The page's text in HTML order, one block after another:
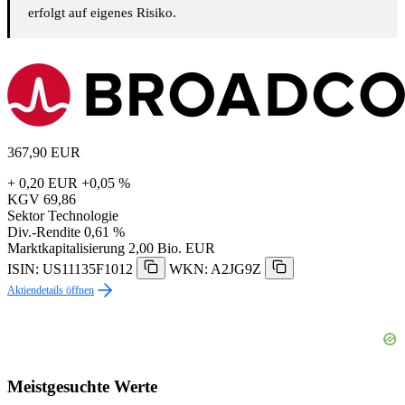
erfolgt auf eigenes Risiko.
367,90 EUR
+ 0,20 EUR +0,05 %
KGV 69,86
Sektor Technologie
Div.-Rendite 0,61 %
Marktkapitalisierung 2,00 Bio. EUR
ISIN: US11135F1012
WKN: A2JG9Z
Aktiendetails öffnen
Meistgesuchte Werte